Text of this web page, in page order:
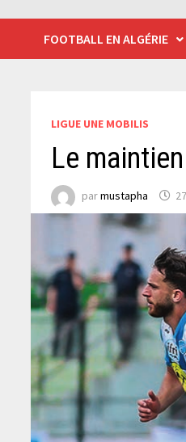
FOOTBALL EN ALGÉRIE
LIGUE UNE MOBILIS
Le
parmustapha